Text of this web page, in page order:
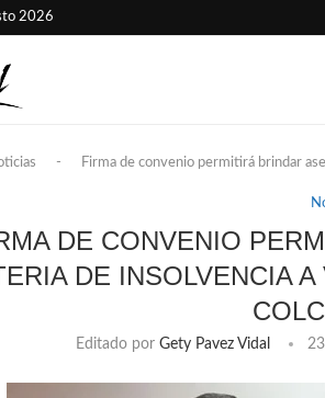
2026
- Firma de convenio permitirá brindar
DE CONVENIO
DE INSOLVENCIA
Editado por Gety Pavez Vidal